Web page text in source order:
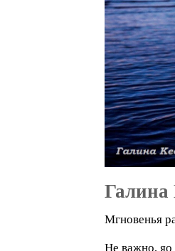
Галина
Мгновенья
Не важно, яо